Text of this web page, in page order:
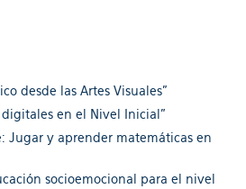
desde las Artes Visuales”
digitales en el Nivel Inicial"
Jugar y aprender matemáticas en
socioemocional para el nivel